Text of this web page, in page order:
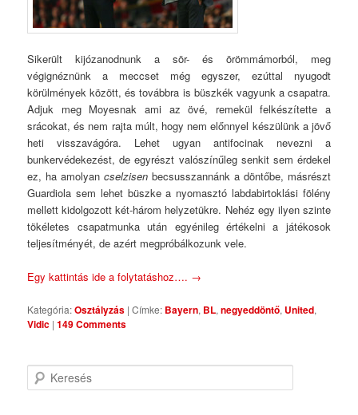
Sikerült kijózanodnunk a sör- és örömmámorból, meg
végignéznünk a meccset még egyszer, ezúttal nyugodt
körülmények között, és továbbra is büszkék vagyunk a csapatra.
Adjuk meg Moyesnak ami az övé, remekül felkészítette a
srácokat, és nem rajta múlt, hogy nem előnnyel készülünk a jövő
heti visszavágóra. Lehet ugyan antifocinak nevezni a
bunkervédekezést, de egyrészt valószínűleg senkit sem érdekel
ez, ha amolyancselzisen becsusszannánk a döntőbe, másrészt
Guardiola sem lehet büszke a nyomasztó labdabirtoklási fölény
mellett kidolgozott két-három helyzetükre. Nehéz egy ilyen szinte
tökéletes csapatmunka után egyénileg értékelni a játékosok
teljesítményét, de azért megpróbálkozunk vele.
Egy kattintás ide a folytatáshoz…. →
Kategória:Osztályzás |Címke: Bayern, BL,negyeddöntő, United,
Vidic |149 Comments
Keresés